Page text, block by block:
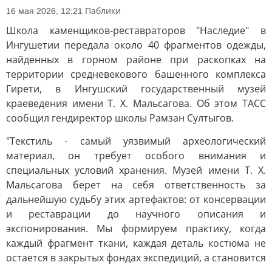
16 мая 2026, 12:21 Паблики
Школа каменщиков-реставраторов "Наследие" в
Ингушетии передала около 40 фрагментов одежды,
найденных в горном районе при раскопках на
территории средневекового башенного комплекса
Гирети, в Ингушский государственный музей
краеведения имени Т. Х. Мальсагова. Об этом ТАСС
сообщил гендиректор школы Рамзан Султыгов.
"Текстиль - самый уязвимый археологический
материал, он требует особого внимания и
специальных условий хранения. Музей имени Т. Х.
Мальсагова берет на себя ответственность за
дальнейшую судьбу этих артефактов: от консервации
и реставрации до научного описания и
экспонирования. Мы формируем практику, когда
каждый фрагмент ткани, каждая деталь костюма не
остается в закрытых фондах экспедиций, а становится